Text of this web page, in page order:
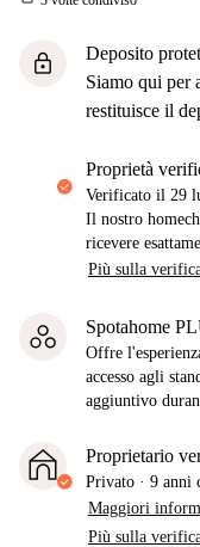
lock
Deposito
Siamo qui per
restituisce il
proprietà
Verificato il 29
Il nostro
ricevere
Più sulla
Spotahome
Offre
accesso agli
aggiuntivo
Proprietario
Privato · 9 anni
Maggiori
Più sulla